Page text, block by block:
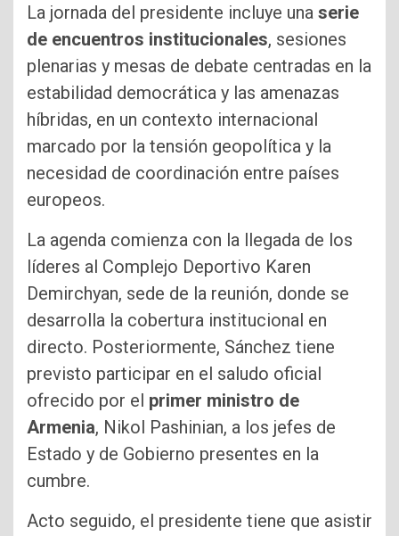
La jornada del presidente incluye una serie
de encuentros institucionales, sesiones
plenarias y mesas de debate centradas en la
estabilidad democrática y las amenazas
híbridas, en un contexto internacional
marcado por la tensión geopolítica y la
necesidad de coordinación entre países
europeos.
La agenda comienza con la llegada de los
líderes al Complejo Deportivo Karen
Demirchyan, sede de la reunión, donde se
desarrolla la cobertura institucional en
directo. Posteriormente, Sánchez tiene
previsto participar en el saludo oficial
ofrecido por el primer ministro de
Armenia, Nikol Pashinian, a los jefes de
Estado y de Gobierno presentes en la
cumbre.
Acto seguido, el presidente tiene que asistir